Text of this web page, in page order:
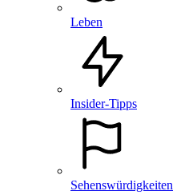
Leben
Insider-Tipps
Sehenswürdigkeiten